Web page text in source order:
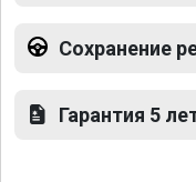
Сохранение
Гарантия 5